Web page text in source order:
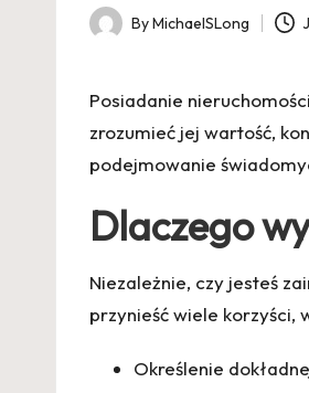
Posted
ByMichaelSLong
Posiadanie
zrozumieć jej wartość,
podejmowanie
Dlaczego
Niezależnie, czy jesteś
przynieść wiele korzyści,
Określenie